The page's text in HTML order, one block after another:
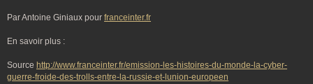
Par Antoine Giniaux pour franceinter.fr
En savoir plus :
Source http://www.franceinter.fr/emission-les-histoires-du-monde-la-cyber-
guerre-froide-des-trolls-entre-la-russie-et-lunion-europeen